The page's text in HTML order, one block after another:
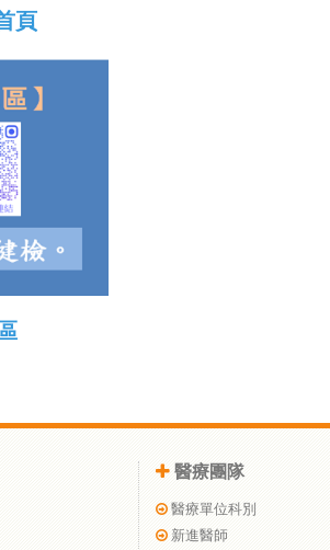
頁
醫療團隊
醫療單位科別
新進醫師